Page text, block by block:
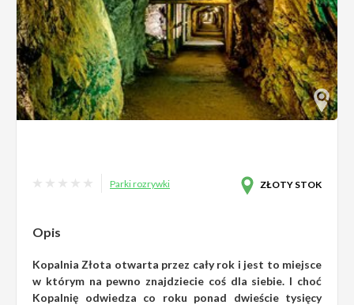
Parki rozrywki ZŁOTY STOK
Opis
Kopalnia Złota otwarta przez cały rok i jest to miejsce
w którym na pewno znajdziecie coś dla siebie. I choć
Kopalnię odwiedza co roku ponad dwieście tysięcy